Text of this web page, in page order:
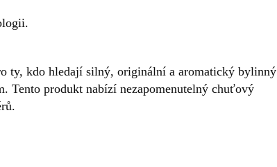
ty, kdo hledají silný, originální a aromatický bylinný
Tento produkt nabízí nezapomenutelný chuťový